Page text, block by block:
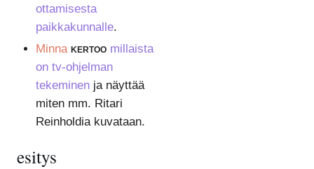
ottamisesta
paikkakunnalle.
Minna kertoo millaista
on tv-ohjelman
tekeminenja näyttää
miten mm. Ritari
Reinholdia kuvataan.
esitys